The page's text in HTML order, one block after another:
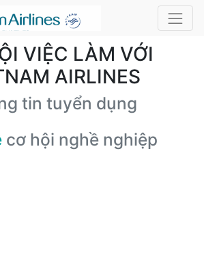
VIỆC LÀM VỚI
AIRLINES
tin tuyển dụng
cơ hội nghề nghiệp